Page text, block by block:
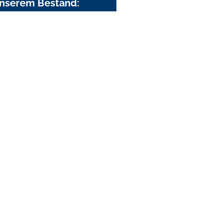
Bestand: